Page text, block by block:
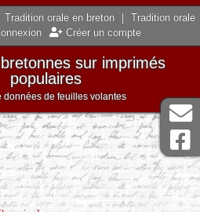
Tradition orale en breton
Tradition orale
Créer un compte
sur imprimés
populaires
données de feuilles volantes